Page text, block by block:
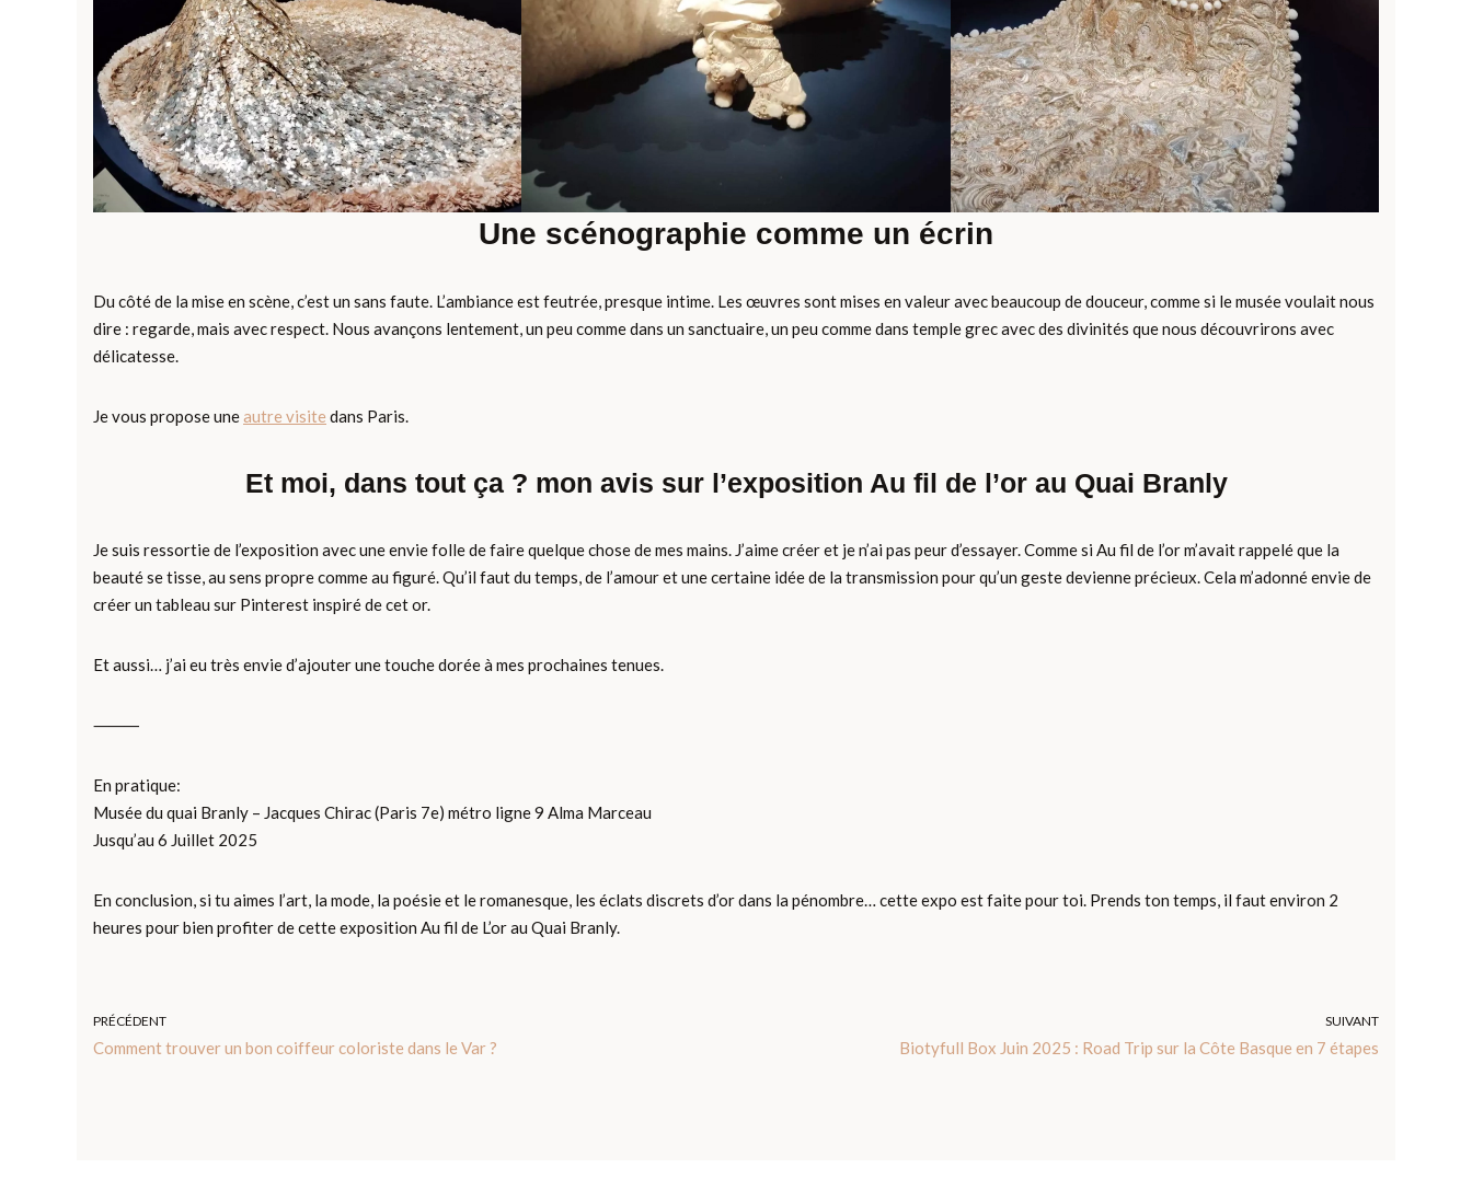
Une scénographie comme un écrin
Du côté de la mise en scène, c’est un sans faute. L’ambiance est feutrée, presque intime. Les œuvres sont mises en valeur avec beaucoup de douceur, comme si le musée voulait nous
dire : regarde, mais avec respect. Nous avançons lentement, un peu comme dans un sanctuaire, un peu comme dans temple grec avec des divinités que nous découvrirons avec
délicatesse.
Je vous propose uneautre visite dans Paris.
Et moi, dans tout ça ? mon avis sur l’exposition Au fil de l’or au Quai Branly
Je suis ressortie de l’exposition avec une envie folle de faire quelque chose de mes mains. J’aime créer et je n’ai pas peur d’essayer. Comme si Au fil de l’or m’avait rappelé que la
beauté se tisse, au sens propre comme au figuré. Qu’il faut du temps, de l’amour et une certaine idée de la transmission pour qu’un geste devienne précieux. Cela m’adonné envie de
créer un tableau sur Pinterest inspiré de cet or.
Et aussi… j’ai eu très envie d’ajouter une touche dorée à mes prochaines tenues.
⸻
En pratique:
Musée du quai Branly – Jacques Chirac (Paris 7e) métro ligne 9 Alma Marceau
Jusqu’au 6 Juillet 2025
En conclusion, si tu aimes l’art, la mode, la poésie et le romanesque, les éclats discrets d’or dans la pénombre… cette expo est faite pour toi. Prends ton temps, il faut environ 2
heures pour bien profiter de cette exposition Au fil de L’or au Quai Branly.
PRÉCÉDENT
Comment trouver un bon coiffeur coloriste dans le Var ?
SUIVANT
Biotyfull Box Juin 2025 : Road Trip sur la Côte Basque en 7 étapes